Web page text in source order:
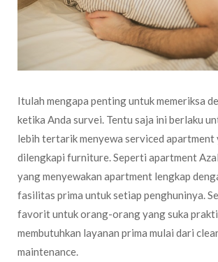
Itulah mengapa penting untuk memeriksa
ketika Anda survei. Tentu saja ini berlaku
lebih tertarik menyewa serviced apartment
dilengkapi furniture. Seperti apartment
yang menyewakan apartment lengkap
fasilitas prima untuk setiap penghuninya.
favorit untuk orang-orang yang suka
membutuhkan layanan prima mulai dari
maintenance.